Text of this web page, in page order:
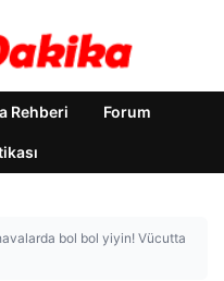
Rehberi Forum
bol bol yiyin! Vücutta